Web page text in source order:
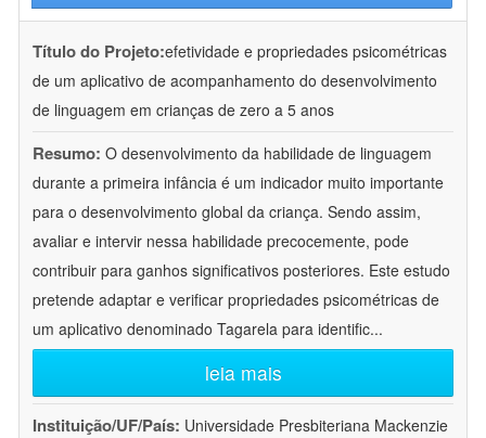
Título do Projeto:efetividade e propriedades psicométricas
de um aplicativo de acompanhamento do desenvolvimento
de linguagem em crianças de zero a 5 anos
Resumo: O desenvolvimento da habilidade de linguagem
durante a primeira infância é um indicador muito importante
para o desenvolvimento global da criança. Sendo assim,
avaliar e intervir nessa habilidade precocemente, pode
contribuir para ganhos significativos posteriores. Este estudo
pretende adaptar e verificar propriedades psicométricas de
um aplicativo denominado Tagarela para identific...
leia mais
Instituição/UF/País: Universidade Presbiteriana Mackenzie